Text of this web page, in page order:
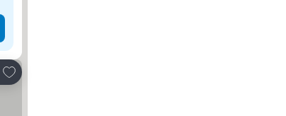
Přidat na seznam oblíbených hotelů